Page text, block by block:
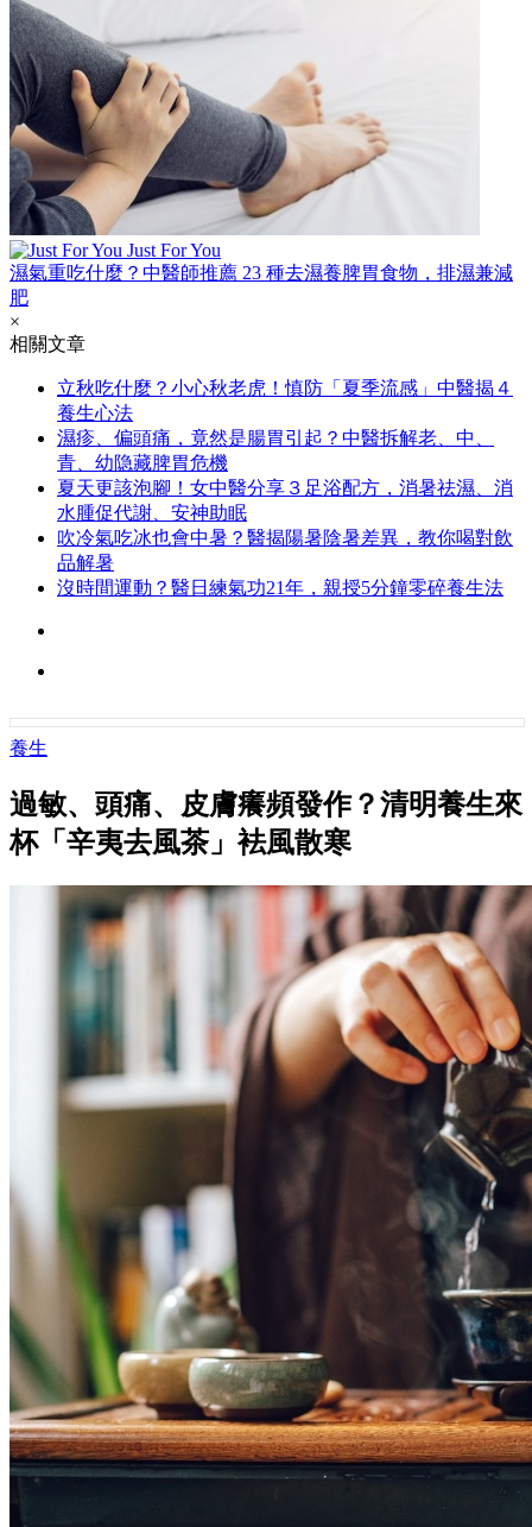
Just For You
濕氣重吃什麼？中醫師推薦 23 種去濕養脾胃食物，排濕兼減
肥
×
相關文章
立秋吃什麼？小心秋老虎！慎防「夏季流感」中醫揭４
養生心法
濕疹、偏頭痛，竟然是腸胃引起？中醫拆解老、中、
青、幼隐藏脾胃危機
夏天更該泡腳！女中醫分享３足浴配方，消暑祛濕、消
水腫促代謝、安神助眠
吹冷氣吃冰也會中暑？醫揭陽暑陰暑差異，教你喝對飲
品解暑
沒時間運動？醫日練氣功21年，親授5分鐘零碎養生法
養生
過敏、頭痛、皮膚癢頻發作？清明養生來
杯「辛夷去風茶」袪風散寒